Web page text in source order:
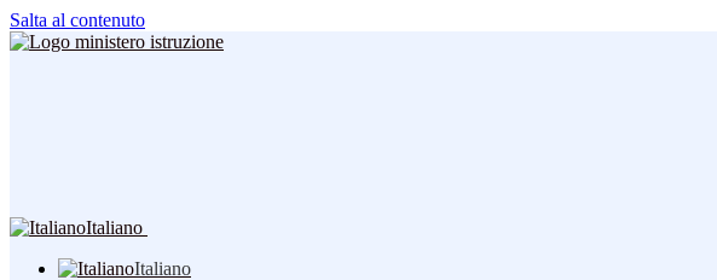
Salta al contenuto
Italiano
Italiano